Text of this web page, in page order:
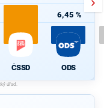
ČSSD
6,45 %
ODS